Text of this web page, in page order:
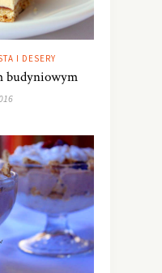
I DESERY
budyniowym